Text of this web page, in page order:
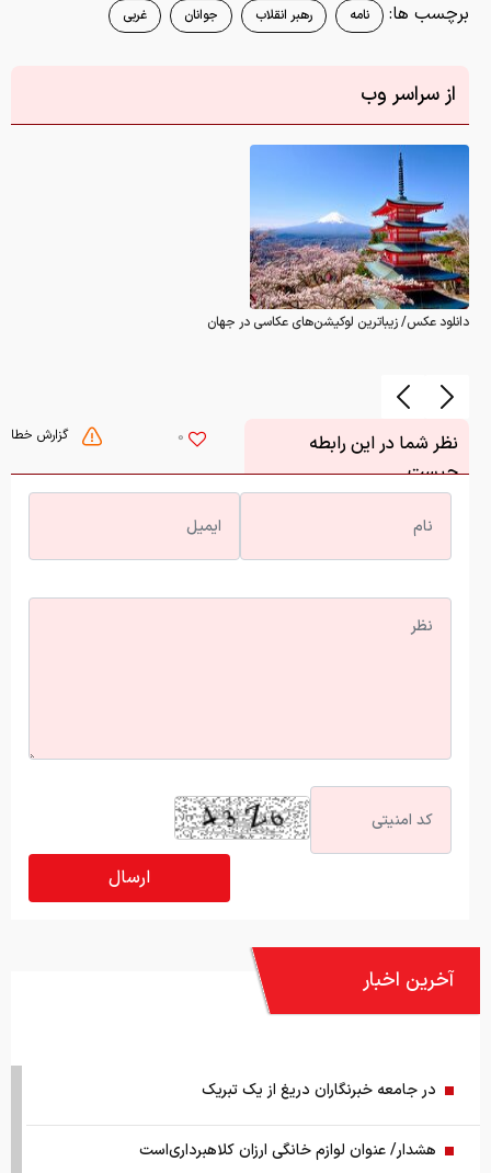
برچسب ها: نامه رهبر انقلاب جوانان غربی
از سراسر وب
دانلود عکس/ زیباترین لوکیشن‌های عکاسی در جهان
گزارش خطا 0
نظر شما در این رابطه
چیست
آخرین اخبار
در جامعه خبرنگاران دریغ از یک تبریک
هشدار/ عنوان لوازم خانگی ارزان کلاهبرداری‌است